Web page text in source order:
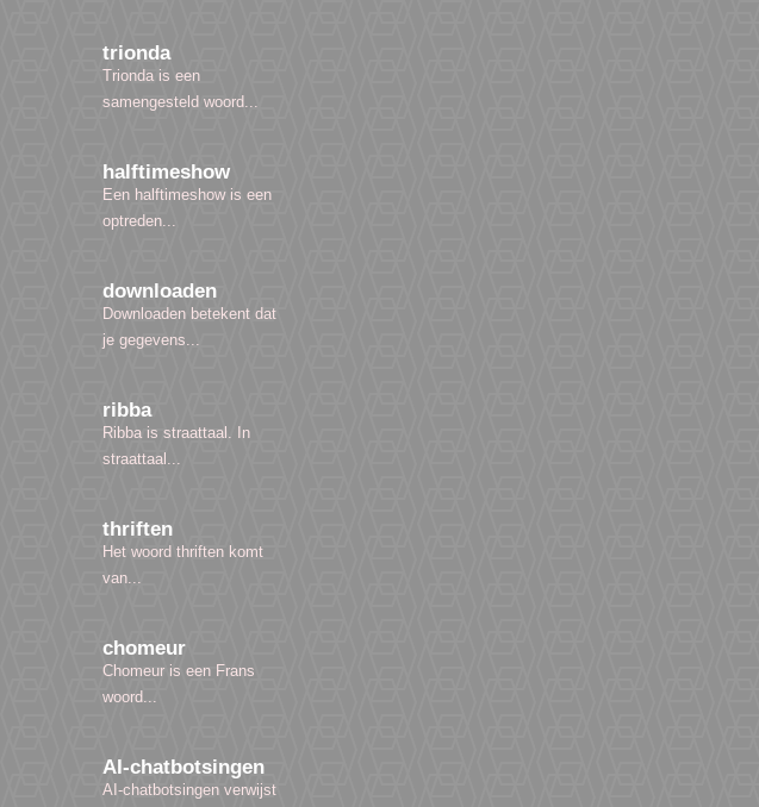
trionda
Trionda is een
samengesteld woord...
halftimeshow
Een halftimeshow is een
optreden...
downloaden
Downloaden betekent dat
je gegevens...
ribba
Ribba is straattaal. In
straattaal...
thriften
Het woord thriften komt
van...
chomeur
Chomeur is een Frans
woord...
AI-chatbotsingen
AI-chatbotsingen verwijst